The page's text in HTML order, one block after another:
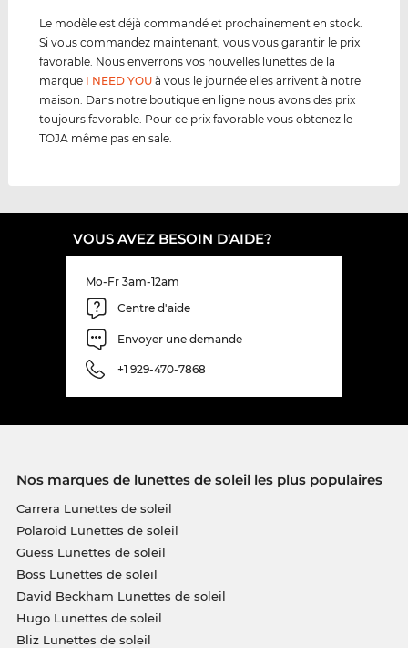
Le modèle est déjà commandé et prochainement en stock.
Si vous commandez maintenant, vous vous garantir le prix
favorable. Nous enverrons vos nouvelles lunettes de la
marque I NEED YOU à vous le journée elles arrivent à notre
maison. Dans notre boutique en ligne nous avons des prix
toujours favorable. Pour ce prix favorable vous obtenez le
TOJA même pas en sale.
VOUS AVEZ BESOIN D'AIDE?
Mo-Fr 3am-12am
Centre d'aide
Envoyer une demande
+1 929-470-7868
Nos marques de lunettes de soleil les plus populaires
Carrera Lunettes de soleil
Polaroid Lunettes de soleil
Guess Lunettes de soleil
Boss Lunettes de soleil
David Beckham Lunettes de soleil
Hugo Lunettes de soleil
Bliz Lunettes de soleil